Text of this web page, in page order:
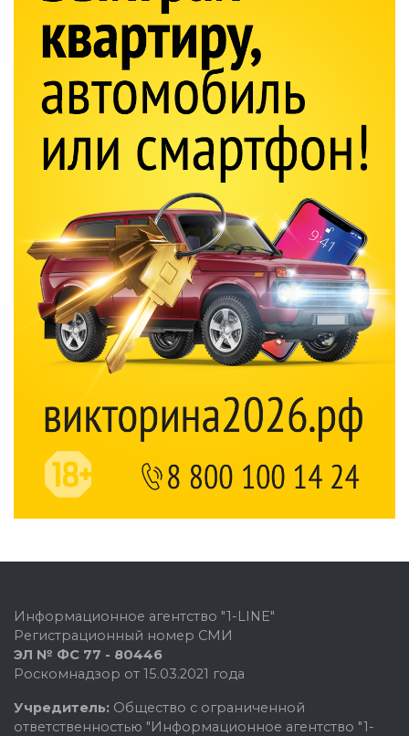
Информационное агентство "1-LINE"
Регистрационный номер СМИ
ЭЛ № ФС 77 - 80446
Роскомнадзор от 15.03.2021 года
Учредитель: Общество с ограниченной
ответственностью "Информационное агентство "1-